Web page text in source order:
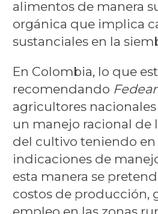
alimentos de manera
orgánica que implica
sustanciales en la
En Colombia, lo que
recomendando
agricultores
un manejo racional de
del cultivo teniendo en
indicaciones de
esta manera se
costos de producción,